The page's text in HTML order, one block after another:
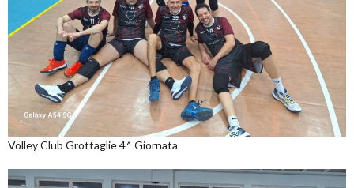
Volley Club Grottaglie 4^ Giornata